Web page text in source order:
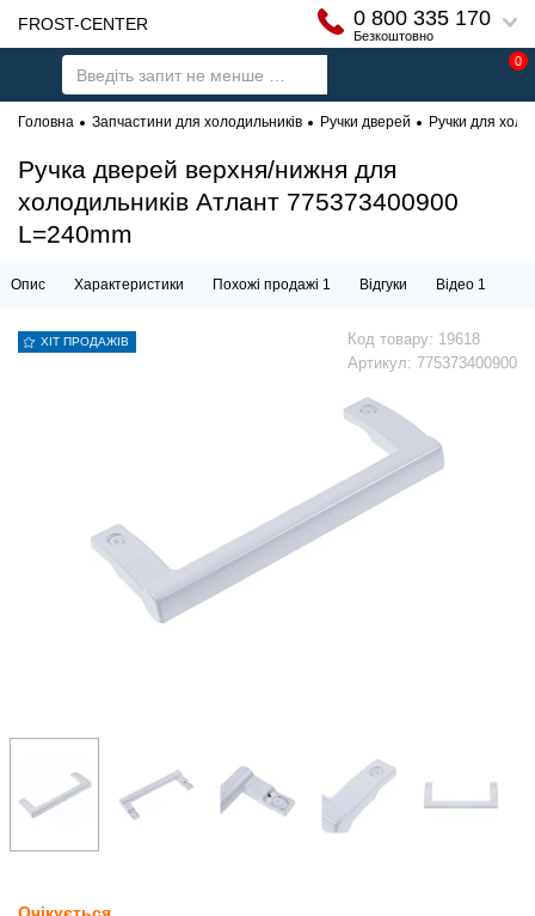
FROST-CENTER 0 800 335 170
Безкоштовно
0
Головна Запчастини для холодильників Ручки дверей Ручки для
Ручка дверей верхня/нижня для
холодильників Атлант 775373400900
L=240mm
Опис Характеристики Похожі продажі 1 Відгуки Відео 1
Код товару: 19618
Артикул: 775373400900
ХІТ ПРОДАЖІВ